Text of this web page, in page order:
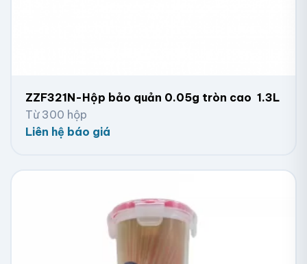
ZZF321N-Hộp bảo quản 0.05g tròn cao 1.3L
Từ 300 hộp
Liên hệ báo giá